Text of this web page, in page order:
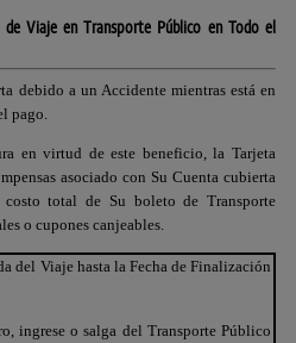
Viaje en Transporte Público en Todo el
debido a un Accidente mientras está en
pago.
en virtud de este beneficio, la Tarjeta
asociado con Su Cuenta cubierta
total de Su boleto de Transporte
o cupones canjeables.
del Viaje hasta la Fecha de Finalización
ingrese o salga del Transporte Público